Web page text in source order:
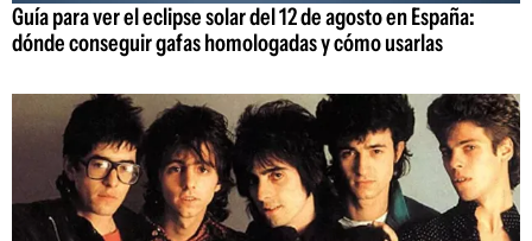
Guía para ver el eclipse solar del 12 de agosto en España:
dónde conseguir gafas homologadas y cómo usarlas